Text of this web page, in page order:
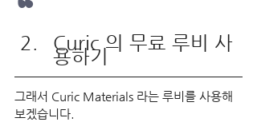
“ Curic 의 무료 루비 사
용하기
그래서 Curic Materials 라는 루비를 사용해
보겠습니다.